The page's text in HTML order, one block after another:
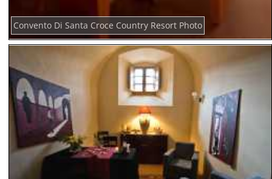
Convento Di Santa Croce Country Resort Photo